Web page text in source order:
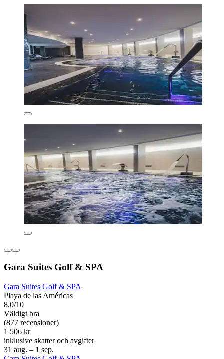
Gara Suites Golf & SPA
Gara Suites Golf & SPA
Playa de las Américas
8,0/10
Väldigt bra
(877 recensioner)
1 506 kr
inklusive skatter och avgifter
31 aug. – 1 sep.